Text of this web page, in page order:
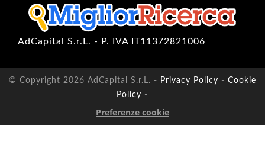
AdCapital S.r.L. - P. IVA IT11372821006
© Copyright 2026 AdCapital S.r.L. - Privacy Policy - Cookie
Policy -
Preferenze cookie